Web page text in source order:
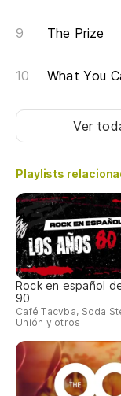
The Prize
What You
Ver
Playlists
Rock en español
90
Café Tacvba, Soda
Unión y otros